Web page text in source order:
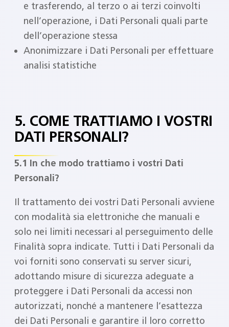
e trasferendo, al terzo o ai terzi coinvolti
nell’operazione, i Dati Personali quali parte
dell’operazione stessa
Anonimizzare i Dati Personali per effettuare
analisi statistiche
5. COME TRATTIAMO I VOSTRI
DATI PERSONALI?
5.1 In che modo trattiamo i vostri Dati
Personali?
Il trattamento dei vostri Dati Personali avviene
con modalità sia elettroniche che manuali e
solo nei limiti necessari al perseguimento delle
Finalità sopra indicate. Tutti i Dati Personali da
voi forniti sono conservati su server sicuri,
adottando misure di sicurezza adeguate a
proteggere i Dati Personali da accessi non
autorizzati, nonché a mantenere l’esattezza
dei Dati Personali e garantire il loro corretto